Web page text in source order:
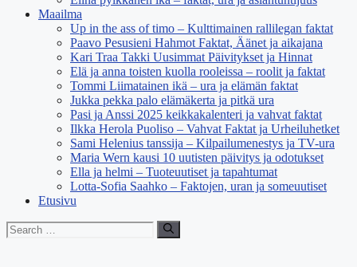
Maailma
Up in the ass of timo – Kulttimainen rallilegan faktat
Paavo Pesusieni Hahmot Faktat, Äänet ja aikajana
Kari Traa Takki Uusimmat Päivitykset ja Hinnat
Elä ja anna toisten kuolla rooleissa – roolit ja faktat
Tommi Liimatainen ikä – ura ja elämän faktat
Jukka pekka palo elämäkerta ja pitkä ura
Pasi ja Anssi 2025 keikkakalenteri ja vahvat faktat
Ilkka Herola Puoliso – Vahvat Faktat ja Urheiluhetket
Sami Helenius tanssija – Kilpailumenestys ja TV-ura
Maria Wern kausi 10 uutisten päivitys ja odotukset
Ella ja helmi – Tuoteuutiset ja tapahtumat
Lotta-Sofia Saahko – Faktojen, uran ja someuutiset
Etusivu
Search
for: